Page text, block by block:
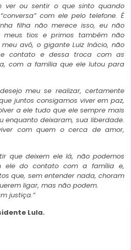
ver ou sentir o que sinto quando
com ele pelo telefone. É
filha não merece isso, eu não
meus tios e primos também não
avô, o gigante Luiz Inácio, não
contato e dessa troca com as
com a família que ele lutou para
meu se realizar, certamente
juntos consigamos viver em paz,
a ele tudo que ele sempre mais
enquanto deixaram, sua liberdade.
com quem o cerca de amor,
que deixem ele lá, não podemos
ele do contato com a família e,
que, sem entender nada, choram
ligar, mas não podem.
justiça.”
Lula.